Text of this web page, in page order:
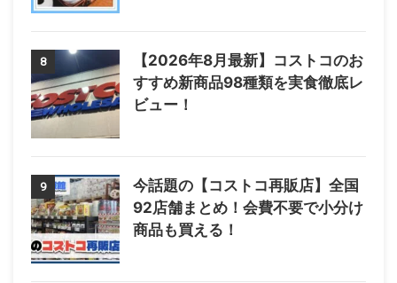
8
【2026年8月最新】コストコのお
すすめ新商品98種類を実食徹底レ
ビュー！
9
今話題の【コストコ再販店】全国
92店舗まとめ！会費不要で小分け
商品も買える！